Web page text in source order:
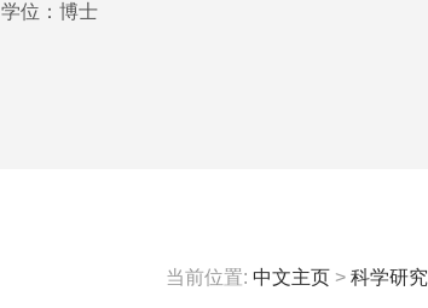
学位：博士
当前位置: 中文主页 > 科学研究